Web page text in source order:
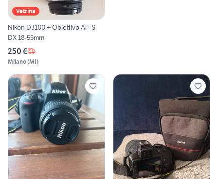
Vetrina
Nikon D3100 + Obiettivo AF-S
DX 18-55mm
250 €
Milano(MI)